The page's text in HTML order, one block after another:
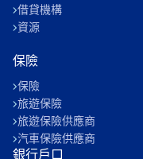
借貸機構
資源
保險
保險
旅遊保險
旅遊保險供應商
汽車保險供應商
銀行戶口